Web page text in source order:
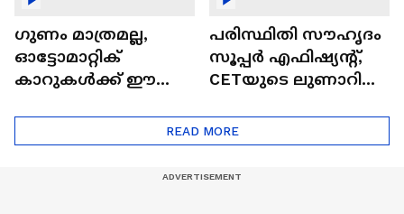
ഗുണം മാത്രമല്ല,
ഓട്ടോമാറ്റിക്
കാറുകൾക്ക് ഈ
പരിസ്ഥിതി സൗഹൃദം
സൂപ്പർ എഫിഷ്യന്റ്,
CETയുടെ ലുണാറിസ്
Eco Marathon 2025
READ MORE